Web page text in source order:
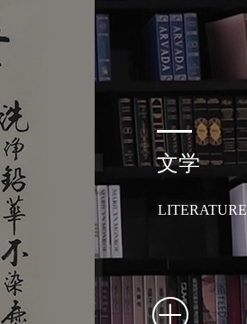
文学
LITERATURE